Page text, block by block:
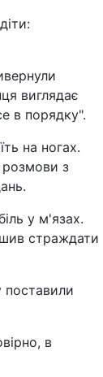
виглядає
в порядку".
на ногах.
розмови з
у м'язах.
страждати
поставили
в